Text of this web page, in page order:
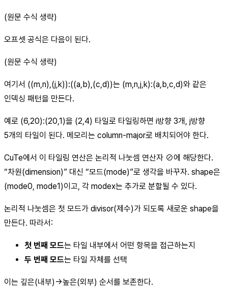
(원문 수식 생략)
오프셋 공식은 다음이 된다.
(원문 수식 생략)
여기서 ((m,n),(j,k)):((a,b),(c,d))는 (m,n,j,k):(a,b,c,d)와 같은
인덱싱 패턴을 만든다.
예로 (6,20):(20,1)을 (2,4) 타일로 타일링하면 i방향 3개, j방향
5개의 타일이 된다. 메모리는 column-major로 배치되어야 한다.
CuTe에서 이 타일링 연산은 논리적 나눗셈 연산자 ⊘에 해당한다.
“차원(dimension)” 대신 “모드(mode)”로 생각을 바꾸자. shape은
(mode0, mode1)이고, 각 modex는 추가로 분할될 수 있다.
논리적 나눗셈은 첫 모드가 divisor(제수)가 되도록 새로운 shape을
만든다. 따라서:
첫 번째 모드는 타일 내부에서 어떤 항목을 접근하는지
두 번째 모드는 타일 자체를 선택
이는 깊은(내부)→높은(외부) 순서를 보존한다.